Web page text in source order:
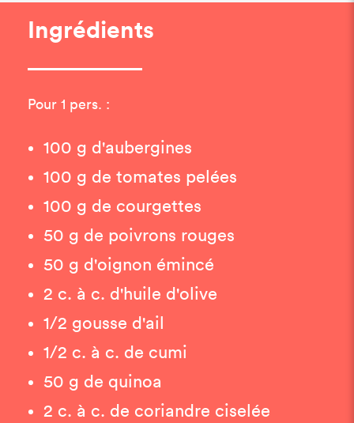
Ingrédients
Pour 1 pers. :
100 g d'aubergines
100 g de tomates pelées
100 g de courgettes
50 g de poivrons rouges
50 g d'oignon émincé
2 c. à c. d'huile d'olive
1/2 gousse d'ail
1/2 c. à c. de cumi
50 g de quinoa
2 c. à c. de coriandre ciselée